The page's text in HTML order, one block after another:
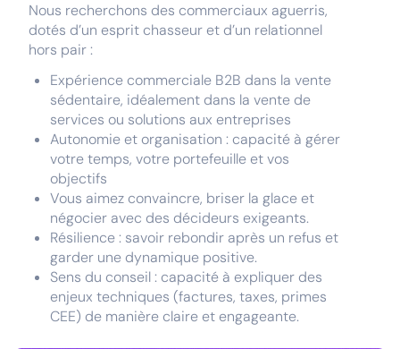
Nous recherchons des commerciaux aguerris,
dotés d’un esprit chasseur et d’un relationnel
hors pair :
Expérience commerciale B2B dans la vente
sédentaire, idéalement dans la vente de
services ou solutions aux entreprises
Autonomie et organisation : capacité à gérer
votre temps, votre portefeuille et vos
objectifs
Vous aimez convaincre, briser la glace et
négocier avec des décideurs exigeants.
Résilience : savoir rebondir après un refus et
garder une dynamique positive.
Sens du conseil : capacité à expliquer des
enjeux techniques (factures, taxes, primes
CEE) de manière claire et engageante.